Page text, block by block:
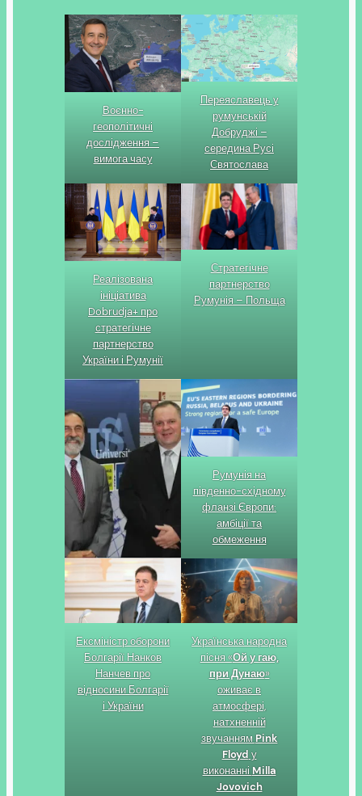
Воєнно-
геополітичні
дослідження –
вимога часу
Переяславець у
румунській
Добруджі –
середина Русі
Святослава
Реалізована
ініціатива
Dobrudja+ про
стратегічне
партнерство
України і Румунії
Стратегічне
партнерство
Румунія – Польща
Румунія на
південно-східному
фланзі Європи:
амбіції та
обмеження
Ексміністр оборони
Болгарії Нанков
Нанчев про
відносини Болгарії
і України
Українська народна
пісня «Ой у гаю,
при Дунаю»
оживає в
атмосфері,
натхненній
звучаннямPink
Floyd у
виконанні Milla
Jovovich